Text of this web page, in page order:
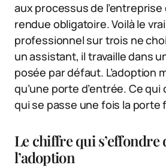
aux processus de
rendue obligatoire. Voilà le
professionnel sur trois ne
un assistant, il travaille dans
posée par défaut. L’adoption
qu’une porte d’entrée. Ce qui
qui se passe une fois la porte
Le chiffre qui
l’adoption